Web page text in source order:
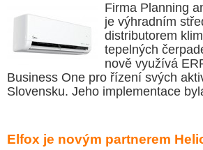
Firma Planning
je výhradním
distributorem
tepelných
nově využívá
Business One pro řízení svých
Slovensku. Jeho implementace
Elfox je novým partnerem